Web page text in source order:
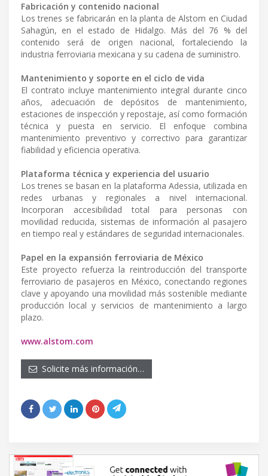
Fabricación y contenido nacional
Los trenes se fabricarán en la planta de Alstom en Ciudad
Sahagún, en el estado de Hidalgo. Más del 76 % del
contenido será de origen nacional, fortaleciendo la
industria ferroviaria mexicana y su cadena de suministro.
Mantenimiento y soporte en el ciclo de vida
El contrato incluye mantenimiento integral durante cinco
años, adecuación de depósitos de mantenimiento,
estaciones de inspección y repostaje, así como formación
técnica y puesta en servicio. El enfoque combina
mantenimiento preventivo y correctivo para garantizar
fiabilidad y eficiencia operativa.
Plataforma técnica y experiencia del usuario
Los trenes se basan en la plataforma Adessia, utilizada en
redes urbanas y regionales a nivel internacional.
Incorporan accesibilidad total para personas con
movilidad reducida, sistemas de información al pasajero
en tiempo real y estándares de seguridad internacionales.
Papel en la expansión ferroviaria de México
Este proyecto refuerza la reintroducción del transporte
ferroviario de pasajeros en México, conectando regiones
clave y apoyando una movilidad más sostenible mediante
producción local y servicios de mantenimiento a largo
plazo.
www.alstom.com
Solicite más información…